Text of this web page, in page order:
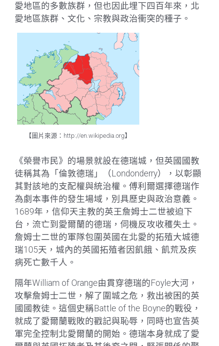
愛地區的多數族群，但也因此埋下四百年來，北
愛地區族群、文化、宗教與政治衝突的種子。
【圖片來源：http://en.wikipedia.org】
《榮譽市民》的場景就設在德瑞城，但英國國教
徒稱其為「倫敦德瑞」（Londonderry），以彰顯
其對該地的支配權與統治權。傅利爾選擇德瑞作
為劇本事件的發生場域，別具歷史與政治意義。
1689年，信仰天主教的英王詹姆士二世被迫下
台，流亡到愛爾蘭的德瑞，伺機反攻收穫失土。
詹姆士二世的軍隊包圍英國在北愛的拓殖大城德
瑞105天，城內的英國拓殖者因飢餓、飢荒及疾
病死亡數千人。
隔年William of Orange由貫穿德瑞的Foyle大河，
攻擊詹姆士二世，解了圍城之危，救出被困的英
國國教徒。這個史稱Battle of the Boyne的戰役，
就成了愛爾蘭戰敗的戳記與恥辱，同時也宣告英
軍完全控制北愛爾蘭的開始。德瑞本身就成了愛